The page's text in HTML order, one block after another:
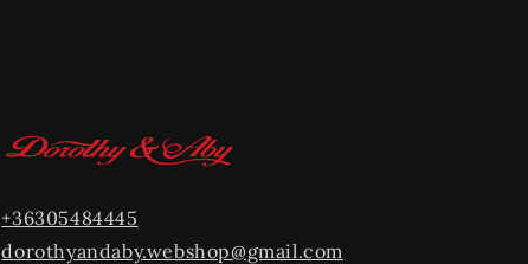
+36305484445
dorothyandaby.webshop@gmail.com